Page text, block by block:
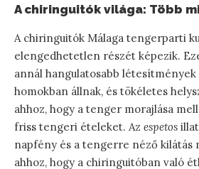
A chiringuitók világa: Több
A chiringuitók Málaga tengerparti
elengedhetetlen részét képezik.
annál hangulatosabb
homokban állnak, és tökéletes
ahhoz, hogy a tenger morajlása
friss tengeri ételeket. Az espetos
napfény és a tengerre néző kilátás
ahhoz, hogy a chiringuitóban való